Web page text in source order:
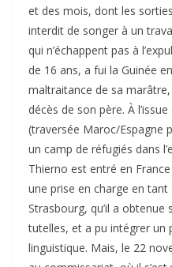
et des mois, dont les
interdit de songer à un
qui n’échappent pas à
de 16 ans, a fui la Guinée
maltraitance de sa
décès de son père. À
(traversée Maroc/Espagne
un camp de réfugiés dans
Thierno est entré en
une prise en charge en
Strasbourg, qu’il a
tutelles, et a pu intégrer un
linguistique. Mais, le 22